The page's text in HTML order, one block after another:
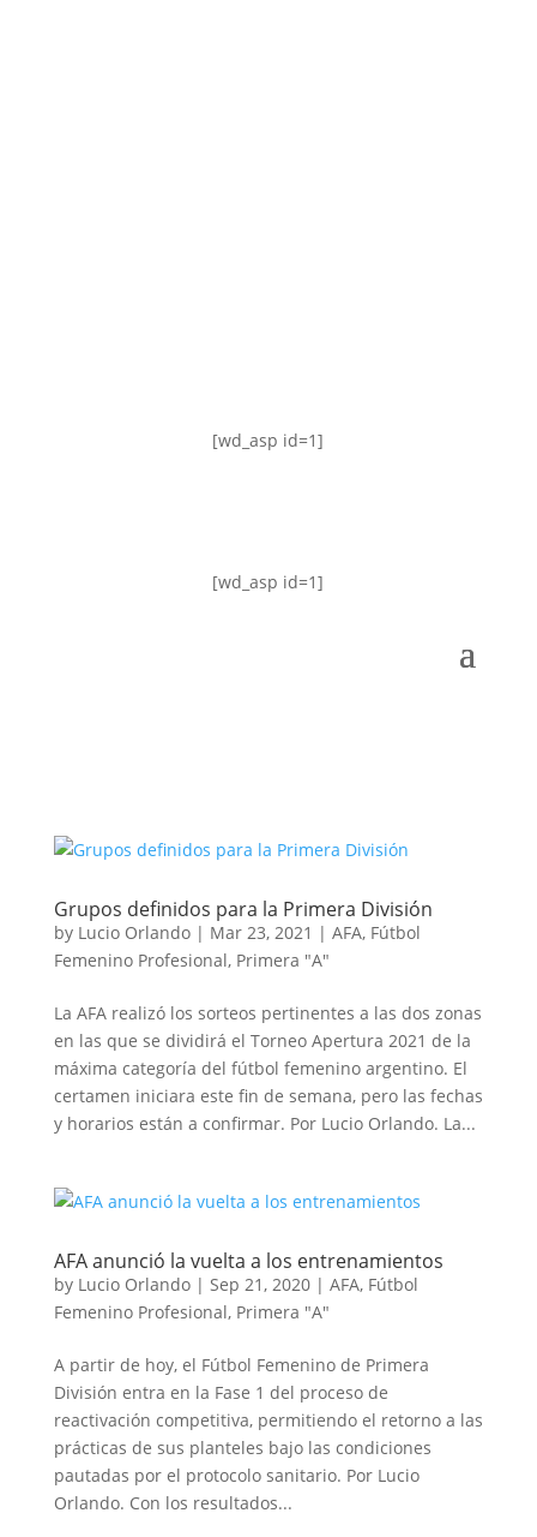
[wd_asp id=1]
[wd_asp id=1]
Grupos definidos para la Primera División
by Lucio Orlando| Mar 23, 2021 | AFA, Fútbol
Femenino Profesional, Primera "A"
La AFA realizó los sorteos pertinentes a las dos zonas
en las que se dividirá el Torneo Apertura 2021 de la
máxima categoría del fútbol femenino argentino. El
certamen iniciara este fin de semana, pero las fechas
y horarios están a confirmar. Por Lucio Orlando. La...
AFA anunció la vuelta a los entrenamientos
by Lucio Orlando| Sep 21, 2020| AFA, Fútbol
Femenino Profesional, Primera "A"
A partir de hoy, el Fútbol Femenino de Primera
División entra en la Fase 1 del proceso de
reactivación competitiva, permitiendo el retorno a las
prácticas de sus planteles bajo las condiciones
pautadas por el protocolo sanitario. Por Lucio
Orlando. Con los resultados...